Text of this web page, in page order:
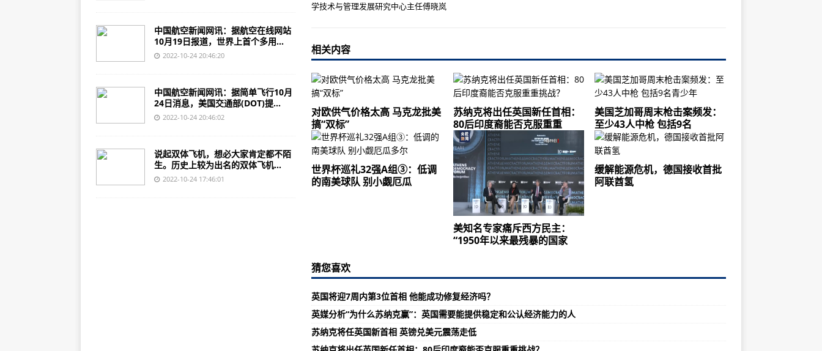
学技术与管理发展研究中心主任傅晓岚
相关内容
对欧供气价格太高 马克龙批美
搞“双标”
苏纳克将出任英国新任首相：
80后印度裔能否克服重重
美国芝加哥周末枪击案频发：
至少43人中枪 包括9名
世界杯巡礼32强A组③：低调
的南美球队 别小觑厄瓜
美知名专家痛斥西方民主：
“1950年以来最残暴的国家
缓解能源危机，德国接收首批
阿联酋氢
猜您喜欢
英国将迎7周内第3位首相 他能成功修复经济吗？
英媒分析“为什么苏纳克赢”：英国需要能提供稳定和公认经济能力的人
苏纳克将任英国新首相 英镑兑美元震荡走低
中国航空新闻网讯：据航空在线网站
10月19日报道，世界上首个多用...
2022-10-24 20:46:20
中国航空新闻网讯：据简单飞行10月
24日消息，美国交通部(DOT)提...
2022-10-24 20:46:02
说起双体飞机，想必大家肯定都不陌
生。历史上较为出名的双体飞机...
2022-10-24 17:46:01